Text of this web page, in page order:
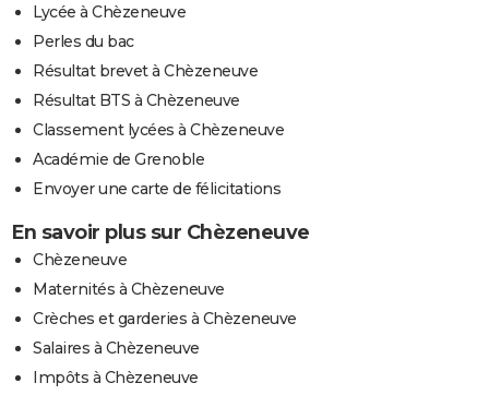
Lycée à Chèzeneuve
Perles du bac
Résultat brevet à Chèzeneuve
Résultat BTS à Chèzeneuve
Classement lycées à Chèzeneuve
Académie de Grenoble
Envoyer une carte de félicitations
En savoir plus sur Chèzeneuve
Chèzeneuve
Maternités à Chèzeneuve
Crèches et garderies à Chèzeneuve
Salaires à Chèzeneuve
Impôts à Chèzeneuve